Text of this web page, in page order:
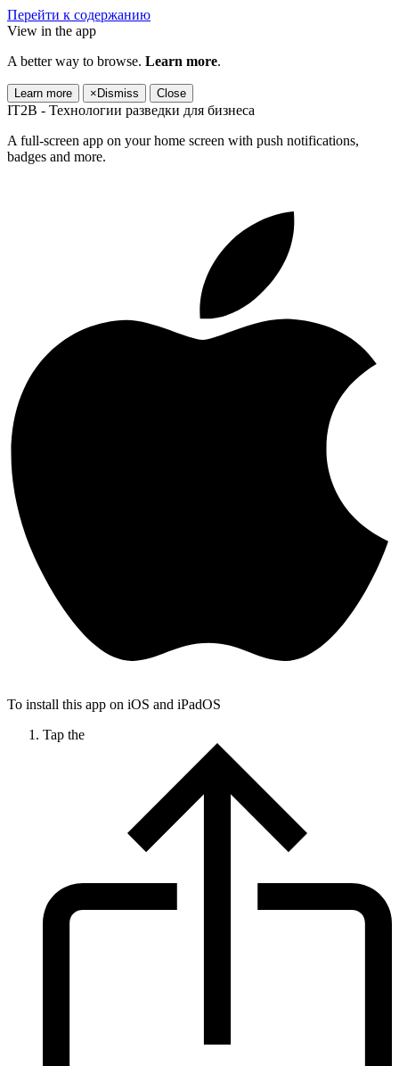
Перейти к содержанию
View in the app
A better way to browse. Learn more.
Learn more × Dismiss Close
IT2B - Технологии разведки для бизнеса
A full-screen app on your home screen with push notifications,
badges and more.
To install this app on iOS and iPadOS
Tap the